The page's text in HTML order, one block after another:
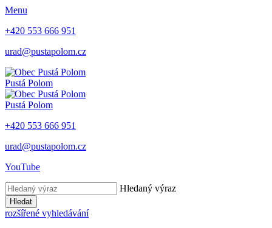
Menu
+420 553 666 951
urad@pustapolom.cz
Pustá Polom
Pustá Polom
+420 553 666 951
urad@pustapolom.cz
YouTube
Hledaný výraz
Hledat
rozšířené vyhledávání